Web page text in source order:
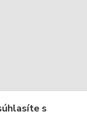
s